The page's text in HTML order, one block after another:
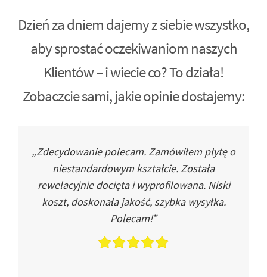
Dzień za dniem dajemy z siebie wszystko,
aby sprostać oczekiwaniom naszych
Klientów – i wiecie co? To działa!
Zobaczcie sami, jakie opinie dostajemy:
„Zdecydowanie polecam. Zamówiłem płytę o
niestandardowym kształcie. Została
rewelacyjnie docięta i wyprofilowana. Niski
koszt, doskonała jakość, szybka wysyłka.
Polecam!”